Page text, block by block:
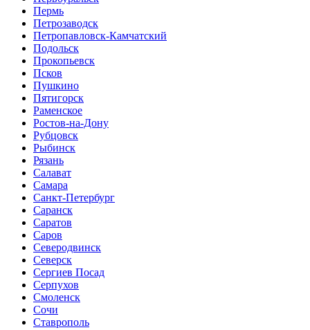
Пермь
Петрозаводск
Петропавловск-Камчатский
Подольск
Прокопьевск
Псков
Пушкино
Пятигорск
Раменское
Ростов-на-Дону
Рубцовск
Рыбинск
Рязань
Салават
Самара
Санкт-Петербург
Саранск
Саратов
Саров
Северодвинск
Северск
Сергиев Посад
Серпухов
Смоленск
Сочи
Ставрополь